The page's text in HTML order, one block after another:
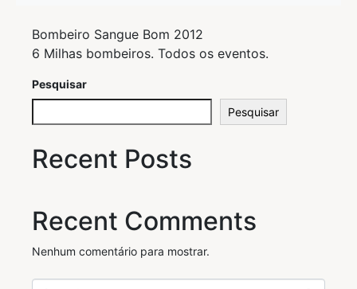
Bombeiro Sangue Bom 2012
6 Milhas bombeiros. Todos os eventos.
Pesquisar
Pesquisar
Recent Posts
Recent Comments
Nenhum comentário para mostrar.